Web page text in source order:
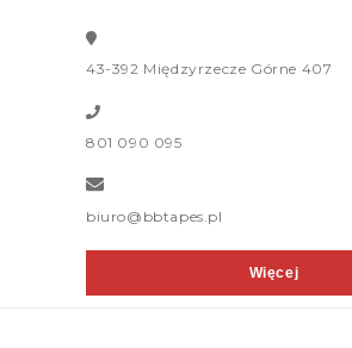
43-392 Międzyrzecze Górne 407
801 090 095
biuro@bbtapes.pl
Więcej